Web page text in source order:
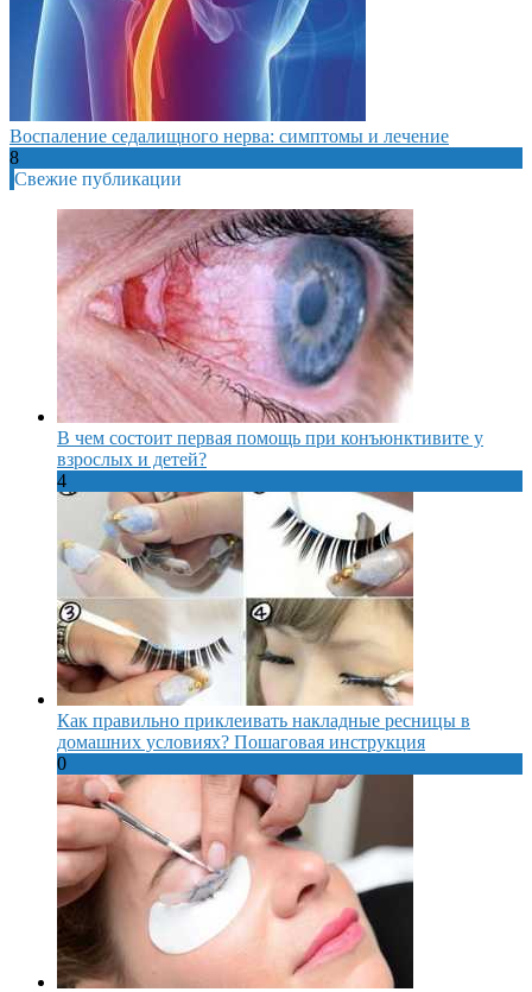
Воспаление седалищного нерва: симптомы и лечение
8
Свежие публикации
В чем состоит первая помощь при конъюнктивите у
взрослых и детей?
4
Как правильно приклеивать накладные ресницы в
домашних условиях? Пошаговая инструкция
0